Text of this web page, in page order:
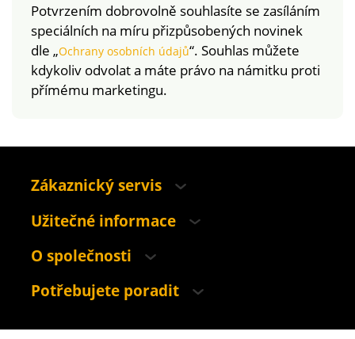
Potvrzením dobrovolně souhlasíte se zasíláním
speciálních na míru přizpůsobených novinek
dle „Ochrany osobních údajů“. Souhlas můžete
kdykoliv odvolat a máte právo na námitku proti
přímému marketingu.
Zákaznický servis
Užitečné informace
O společnosti
Potřebujete poradit